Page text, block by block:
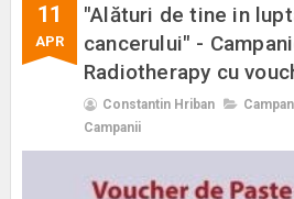
11
APR
"Alături de tine in
cancerului" -
Radiotherapy cu
Constantin Hriban
Campanii